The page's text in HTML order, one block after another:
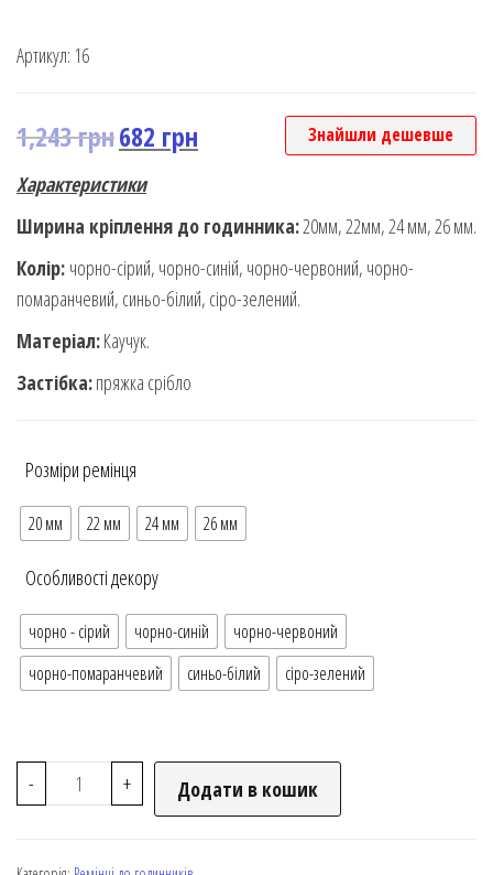
based on
Артикул: 16
1,243грн682 грн Знайшли дешевше
Характеристики
Ширина кріплення до годинника:20мм, 22мм, 24 мм, 26 мм.
Колір: чорно-сірий, чорно-синій, чорно-червоний, чорно-
помаранчевий, синьо-білий, сіро-зелений.
Матеріал:Каучук.
Застібка:пряжка срібло
Розміри ремінця
20 мм 22 мм 24 мм 26 мм
Особливості декору
чорно - сірий чорно-синій
чорно-червоний
чорно-помаранчевий
синьо-білий сіро-зелений
- + Додати в кошик